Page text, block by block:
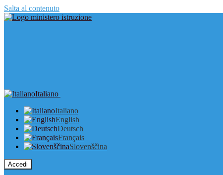
Salta al contenuto
Italiano
Italiano
English
Deutsch
Français
Slovenščina
Accedi